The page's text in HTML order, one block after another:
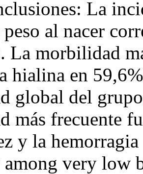
La
al nacer
La morbilidad
hialina en
global del
más frecuente
y la
very low